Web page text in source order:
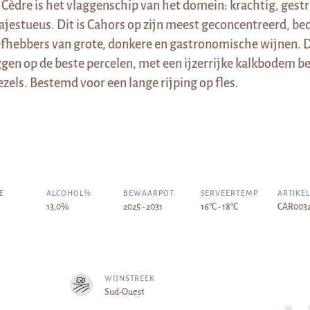
Cèdre is het vlaggenschip van het domein: krachtig,
Dit is Cahors op zijn meest geconcentreerd,
van grote, donkere en gastronomische wijnen.
op de beste percelen, met een ijzerrijke kalkbodem
Bestemd voor een lange rijping op fles.
ALCOHOL%
13,0%
BEWAARPOT.
2025 - 2031
SERVEERTEMP.
16°C - 18°C
WIJNSTREEK
Sud-Ouest